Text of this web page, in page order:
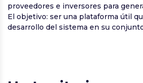
proveedores e inversores para
El objetivo: ser una plataforma útil
desarrollo del sistema en su